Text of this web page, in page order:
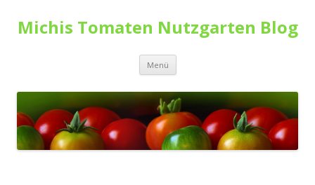
Michis Tomaten Nutzgarten Blog
Menü Zum Inhalt springen